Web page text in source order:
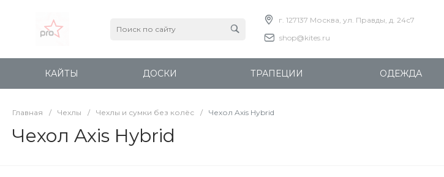
г. 127137 Москва, ул. Правды, д. 24с7
shop@kites.ru
КАЙТЫ ДОСКИ ТРАПЕЦИИ ОДЕЖДА
Главная / Чехлы / Чехлы и сумки без колёс / Чехол Axis Hybrid
Чехол Axis Hybrid